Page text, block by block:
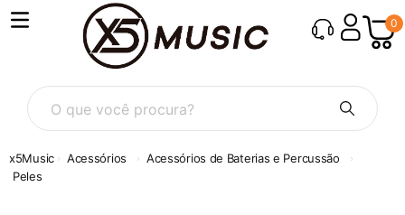
0
O que você procura?
Acessórios
Acessórios de Baterias e Percussão
Peles